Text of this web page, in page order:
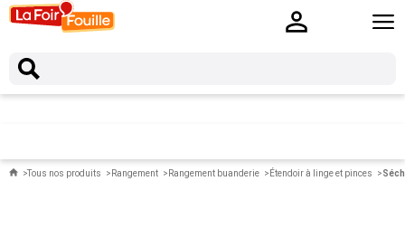
Tous nos produits Rangement Rangement buanderie Étendoir à linge et pinces